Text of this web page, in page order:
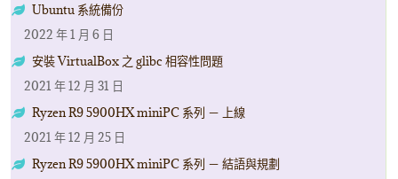
Ubuntu 系統備份
2022 年 1 月 6 日
安裝 VirtualBox 之 glibc 相容性問題
2021 年 12 月 31 日
Ryzen R9 5900HX miniPC 系列 － 上線
2021 年 12 月 25 日
Ryzen R9 5900HX miniPC 系列 － 結語與規劃